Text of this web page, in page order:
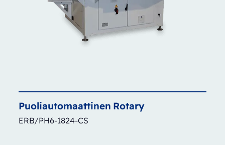
Puoliautomaattinen Rotary
ERB/PH6-1824-CS